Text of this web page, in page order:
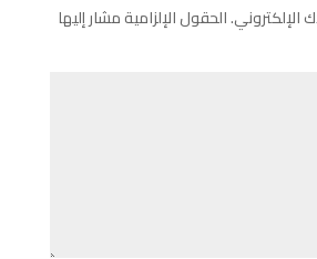
الإلكتروني.الحقول الإلزامية مشار إليها